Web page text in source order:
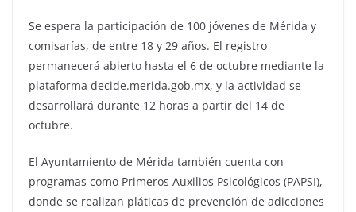
Se espera la participación de 100 jóvenes de Mérida y
comisarías, de entre 18 y 29 años. El registro
permanecerá abierto hasta el 6 de octubre mediante la
plataforma decide.merida.gob.mx, y la actividad se
desarrollará durante 12 horas a partir del 14 de
octubre.
El Ayuntamiento de Mérida también cuenta con
programas como Primeros Auxilios Psicológicos (PAPSI),
donde se realizan pláticas de prevención de adicciones